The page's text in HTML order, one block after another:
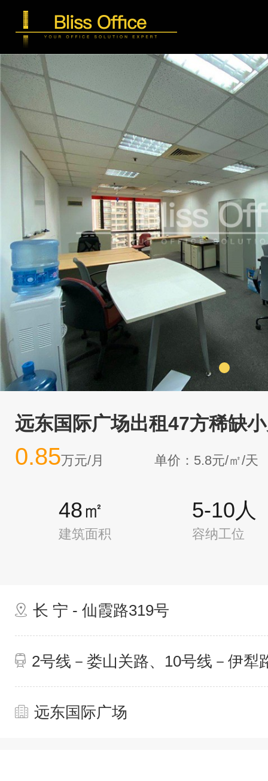
远东国际广场出租47方稀缺
0.85万元/月 单价：5.8元/㎡/天
48㎡
建筑面积
5-10人
容纳工位
长 宁 - 仙霞路319号
2号线－娄山关路、10号线－伊犁
远东国际广场